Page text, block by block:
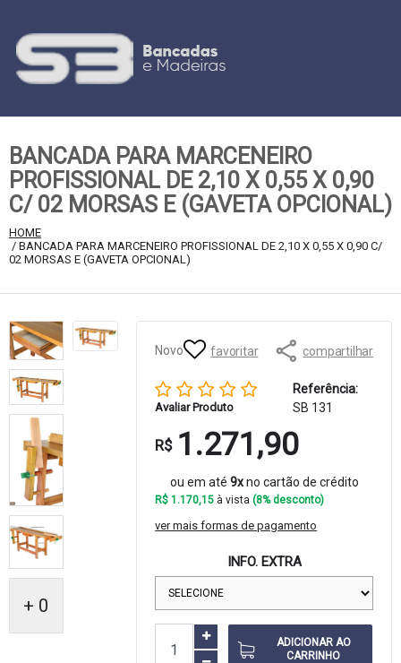
BANCADA PARA MARCENEIRO
PROFISSIONAL DE 2,10 X 0,55 X 0,90
C/ 02 MORSAS E (GAVETA OPCIONAL)
HOME
02 MORSAS E (GAVETA OPCIONAL)
+ 0
Novo favoritar compartilhar
Avaliar Produto
Referência:
SB 131
R$ 1.271,90
ou em até 9xno cartão de crédito
R$ 1.170,15 à vista(8% desconto)
ver mais formas de pagamento
INFO. EXTRA
ADICIONAR AO
CARRINHO